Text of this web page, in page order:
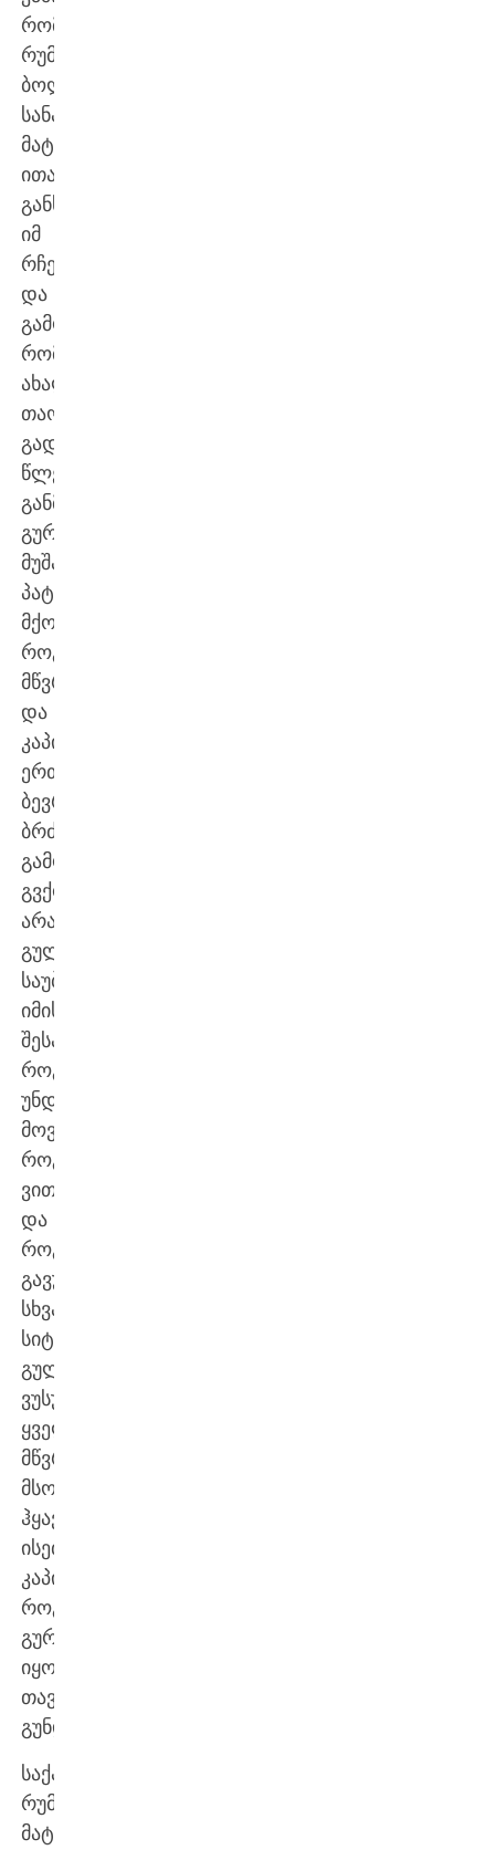
რომელიც
რუმინეთთან
ბოლო
სანაკრებო
მატჩს
ითამაშებს.
განსაკუთრებით
იმ
რჩევებისა
და
გამოცდილებისთვის,
რომელსაც
ახალ
თაობას
გადასცემს.
წლების
განმავლობაში
გურამთან
მუშაობის
პატივი
მქონდა.
როგორც
მწვრთნელმა
და
კაპიტანმა,
ერთად
ბევრი
ბრძოლა
გამოვიარეთ.
გვქონდა
არაერთი
გულწრფელი
საუბარი
იმის
შესახებ,
როგორ
უნდა
მოვემზადოთ,
როგორ
ვითამაშოთ
და
როგორ
გავუმკლავდეთ
სხვადასხვა
სიტუაციას.
გულწრფელად
ვუსურვებ
ყველა
მწვრთნელს
მსოფლიოში,
ჰყავდეს
ისეთი
კაპიტანი,
როგორიც
გურამი
იყო
თავისი
გუნდისთვის“.
საქართველო-
რუმინეთის
მატჩი